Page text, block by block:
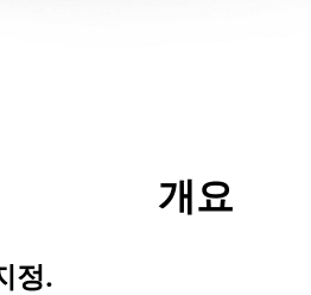
투어
개요
정.